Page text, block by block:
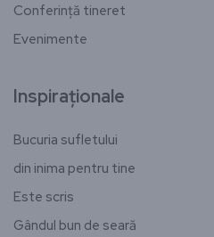
Conferință tineret
Evenimente
Inspiraționale
Bucuria sufletului
din inima pentru tine
Este scris
Gândul bun de seară